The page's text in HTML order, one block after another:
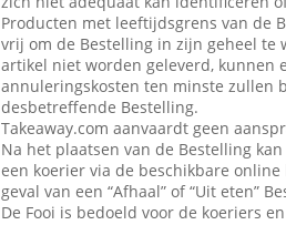
Producten met leeftijdsgrens van de
vrij om de Bestelling in zijn geheel te
artikel niet worden geleverd, kunnen
annuleringskosten ten minste zullen
desbetreffende Bestelling.
Takeaway.com aanvaardt geen
Na het plaatsen van de Bestelling
een koerier via de beschikbare
geval van een “Afhaal” of “Uit eten”
De Fooi is bedoeld voor de koeriers